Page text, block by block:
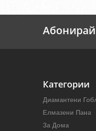
Категории
Диамантени
Елмазени Пана
За Дома